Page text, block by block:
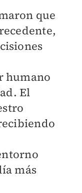
que
humano
El
más